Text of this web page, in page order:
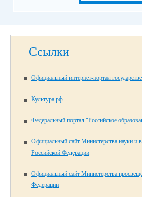
Ссылки
Официальный интернет-портал
Культура.рф
Федеральный портал "Российское
Официальный сайт Министерства науки и
Российской Федерации
Официальный сайт Министерства
Федерации